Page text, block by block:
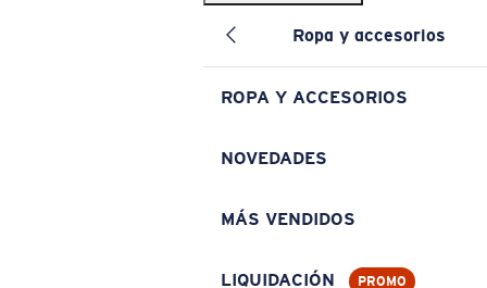
Ropa y accesorios
ROPA Y ACCESORIOS
NOVEDADES
MÁS VENDIDOS
LIQUIDACIÓN PROMO